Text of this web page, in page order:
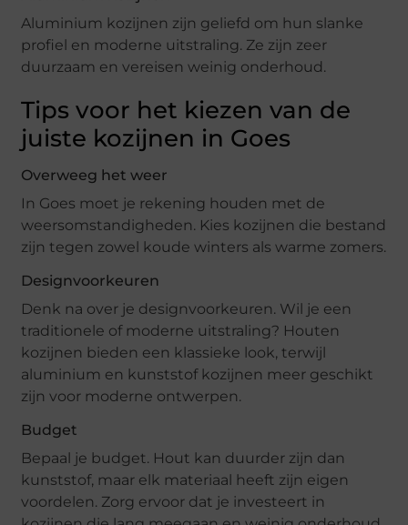
Aluminium kozijnen zijn geliefd om hun slanke
profiel en moderne uitstraling. Ze zijn zeer
duurzaam en vereisen weinig onderhoud.
Tips voor het kiezen van de
juiste kozijnen in Goes
Overweeg het weer
In Goes moet je rekening houden met de
weersomstandigheden. Kies kozijnen die bestand
zijn tegen zowel koude winters als warme zomers.
Designvoorkeuren
Denk na over je designvoorkeuren. Wil je een
traditionele of moderne uitstraling? Houten
kozijnen bieden een klassieke look, terwijl
aluminium en kunststof kozijnen meer geschikt
zijn voor moderne ontwerpen.
Budget
Bepaal je budget. Hout kan duurder zijn dan
kunststof, maar elk materiaal heeft zijn eigen
voordelen. Zorg ervoor dat je investeert in